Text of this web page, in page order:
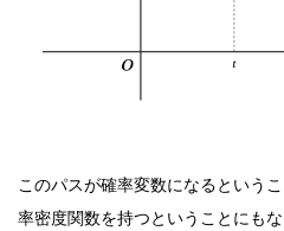
このパスが確率変数になるという
率密度関数を持つということにもな